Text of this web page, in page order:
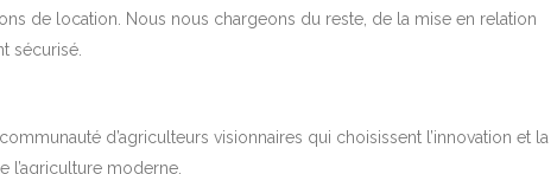
de location. Nous nous chargeons du reste, de la mise en relation
sécurisé.
d’agriculteurs visionnaires qui choisissent l’innovation et la
l’agriculture moderne.